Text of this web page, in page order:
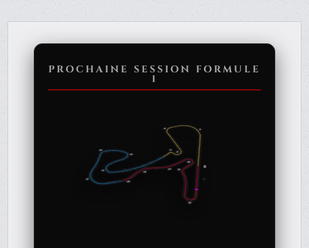
PROCHAINE SESSION FORMULE
1